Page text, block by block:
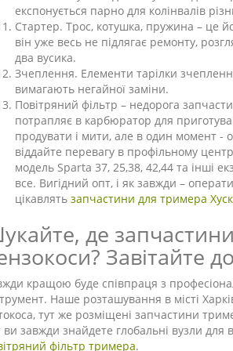
експонується парно для колінвалів
Стартер. Трос, котушка, пружина – це
він уже весь не підлягає ремонту,
два вусика.
Зчеплення. Елементи тарілки
вимагають негайної заміни.
Повітряний фільтр – недорога
потрапляє в карбюратор для
продувати і мити, але в один момент
віддайте перевагу в профільному
модель Sparta 37, 25,38, 42,44 та інші
все. Вигідний опт, і як завжди –
цікавлять запчастини для тримера
де
Завітайте
кращою буде співпраця з
Наше розташування в місті
тут же розміщені запчастини
ви завжди знайдете глобальні вузли для
фільтр тримера.